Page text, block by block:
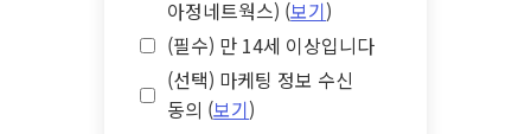
아정네트웍스) (보기)
(필수) 만 14세 이상입니다
(선택) 마케팅 정보 수신
동의 (보기)